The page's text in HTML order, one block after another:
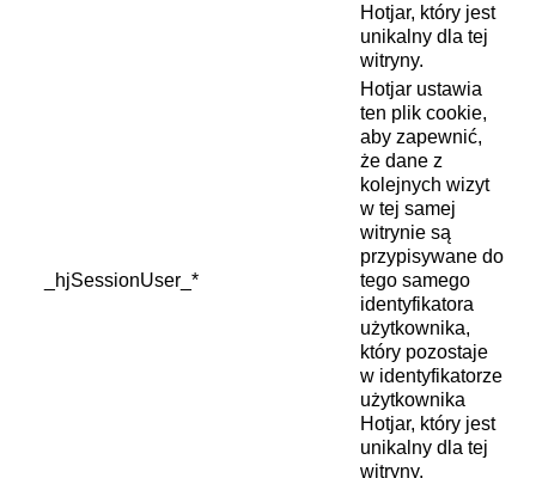
Hotjar, który jest
unikalny dla tej
witryny.
_hjSessionUser_*
Hotjar ustawia
ten plik cookie,
aby zapewnić,
że dane z
kolejnych wizyt
w tej samej
witrynie są
przypisywane do
tego samego
identyfikatora
użytkownika,
który pozostaje
w identyfikatorze
użytkownika
Hotjar, który jest
unikalny dla tej
witryny.